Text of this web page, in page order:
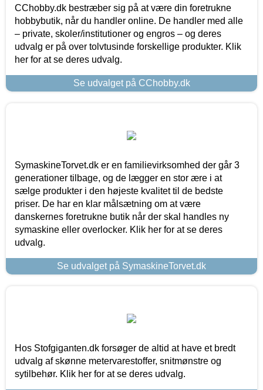
CChobby.dk bestræber sig på at være din foretrukne
hobbybutik, når du handler online. De handler med alle
– private, skoler/institutioner og engros – og deres
udvalg er på over tolvtusinde forskellige produkter. Klik
her for at se deres udvalg.
Se udvalget på CChobby.dk
SymaskineTorvet.dk er en familievirksomhed der går 3
generationer tilbage, og de lægger en stor ære i at
sælge produkter i den højeste kvalitet til de bedste
priser. De har en klar målsætning om at være
danskernes foretrukne butik når der skal handles ny
symaskine eller overlocker. Klik her for at se deres
udvalg.
Se udvalget på SymaskineTorvet.dk
Hos Stofgiganten.dk forsøger de altid at have et bredt
udvalg af skønne metervarestoffer, snitmønstre og
sytilbehør. Klik her for at se deres udvalg.